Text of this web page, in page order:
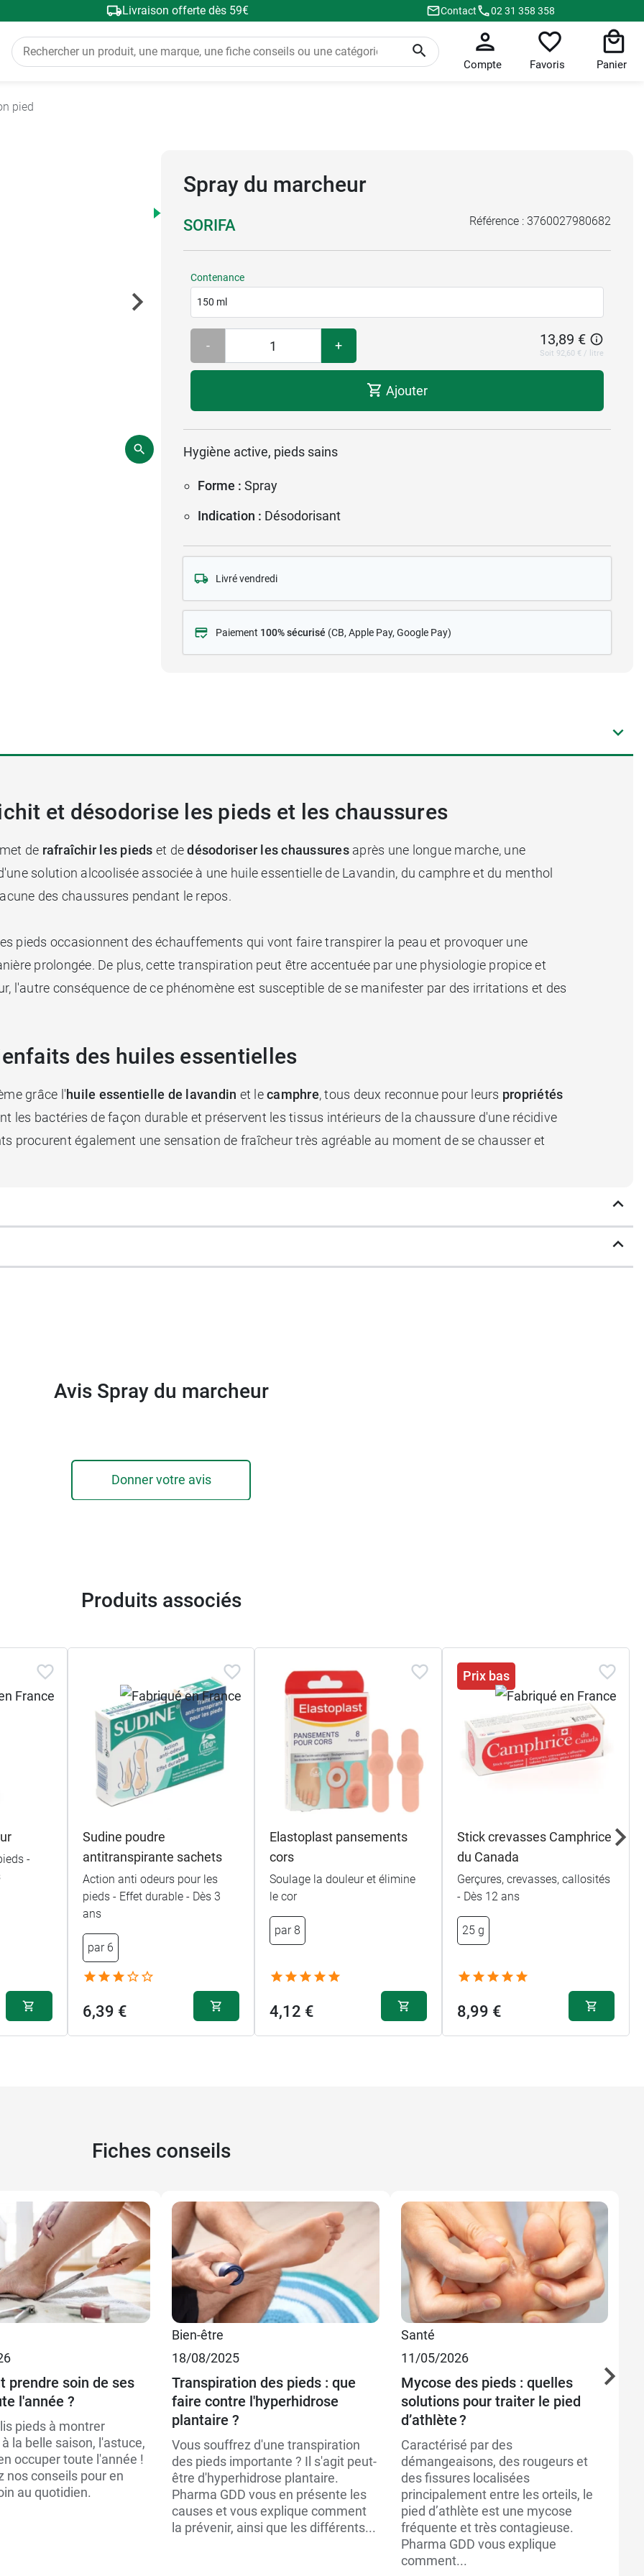
Livraison offerte dès 59€ Contact 02 31 358 358
Compte Favoris Panier
pied
Spray du marcheur
SORIFA Référence : 3760027980682
Contenance
150 ml
- + 13,89 €
Soit 92,60 € / litre
Ajouter
Hygiène active, pieds sains
Forme : Spray
Indication : Désodorisant
Livré vendredi
Paiement 100% sécurisé (CB, Apple Pay, Google Pay)
et désodorise les pieds et les chaussures
de rafraîchir les pieds et dedésodoriser les chaussuresaprès une longue marche, une
solution alcoolisée associée à une huile essentielle de Lavandin, du camphre et du menthol
des chaussures pendant le repos.
pieds occasionnent des échauffements qui vont faire transpirer la peau et provoquer une
prolongée. De plus, cette transpiration peut être accentuée par une physiologie propice et
l'autre conséquence de ce phénomène est susceptible de se manifester par des irritations et des
des huiles essentielles
grâce l'huile essentielle de lavandin et lecamphre, tous deux reconnue pour leurs propriétés
les bactéries de façon durable et préservent les tissus intérieurs de la chaussure d'une récidive
procurent également une sensation de fraîcheur très agréable au moment de se chausser et
prolongée en position debout ou dans des lieux surchauffés.
Avis Spray du marcheur
Donner votre avis
Produits associés
-
Sudine poudre
antitranspirante sachets
Action anti odeurs pour les
pieds - Effet durable - Dès 3
ans
par 6
6,39 €
Elastoplast pansements
cors
Soulage la douleur et élimine
le cor
par 8
4,12 €
Prix bas
Stick crevasses Camphrice
du Canada
Gerçures, crevasses, callosités
- Dès 12 ans
25 g
8,99 €
Fiches conseils
prendre soin de ses
l'année ?
pieds à montrer
la belle saison, l'astuce,
occuper toute l'année !
nos conseils pour en
au quotidien.
Bien-être
18/08/2025
Transpiration des pieds : que
faire contre l'hyperhidrose
plantaire ?
Vous souffrez d'une transpiration
des pieds importante ? Il s'agit peut-
être d'hyperhidrose plantaire.
Pharma GDD vous en présente les
causes et vous explique comment
la prévenir, ainsi que les différents...
Santé
11/05/2026
Mycose des pieds : quelles
solutions pour traiter le pied
d’athlète ?
Caractérisé par des
démangeaisons, des rougeurs et
des fissures localisées
principalement entre les orteils, le
pied d’athlète est une mycose
fréquente et très contagieuse.
Pharma GDD vous explique
comment...